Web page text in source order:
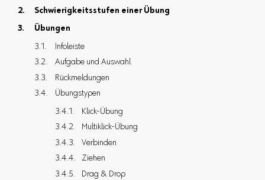
Schwierigkeitsstufen einer Übung
Übungen
Infoleiste
Aufgabe und Auswahl
Rückmeldungen
Übungstypen
Klick-Übung
Multiklick-Übung
Verbinden
Ziehen
Drag & Drop